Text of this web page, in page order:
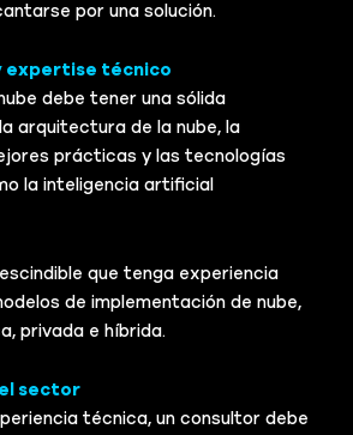
por una solución.
expertise técnico
debe tener una sólida
arquitectura de la nube, la
prácticas y las tecnologías
la inteligencia artificial
que tenga experiencia
de implementación de nube,
privada e híbrida.
sector
técnica, un consultor debe